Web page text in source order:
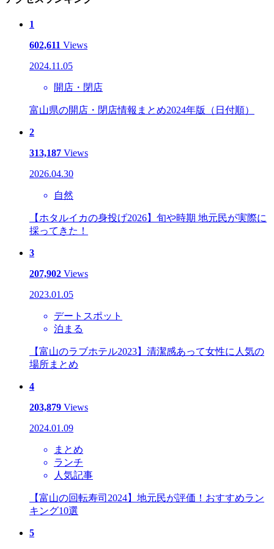
1
602,611 Views
2024.11.05
開店・閉店
富山県の開店・閉店情報まとめ2024年版（日付順）
2
313,187 Views
2026.04.30
自然
【ホタルイカの身投げ2026】旬や時期 地元民が実際に
採ってきた！
3
207,902 Views
2023.01.05
デートスポット
泊まる
【富山のラブホテル2023】清潔感あって女性に人気の
場所まとめ
4
203,879 Views
2024.01.09
まとめ
ランチ
人気記事
【富山の回転寿司2024】地元民が評価！おすすめラン
キング10選
5